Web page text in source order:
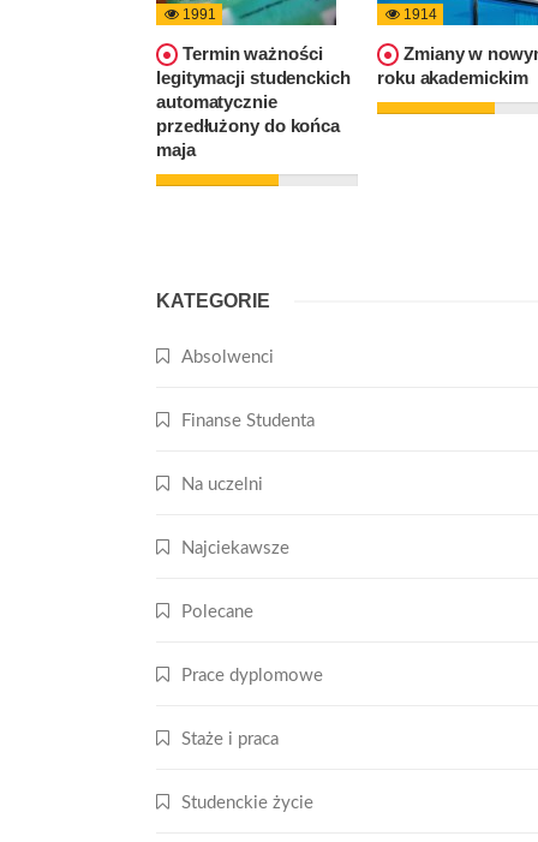
1991
Termin ważności
legitymacji studenckich
automatycznie
przedłużony do końca
maja
1914
Zmiany w
roku akademickim
KATEGORIE
Absolwenci
Finanse Studenta
Na uczelni
Najciekawsze
Polecane
Prace dyplomowe
Staże i praca
Studenckie życie